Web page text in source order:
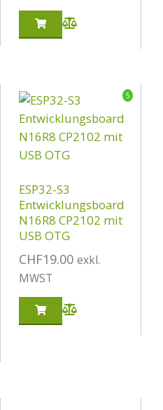
5
ESP32-S3
Entwicklungsboard
N16R8 CP2102 mit
USB OTG
CHF19.00 exkl.
MWST